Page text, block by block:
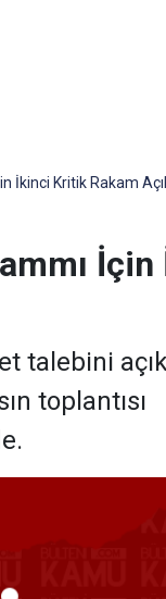
İkinci Kritik Rakam
talebini
toplantısı